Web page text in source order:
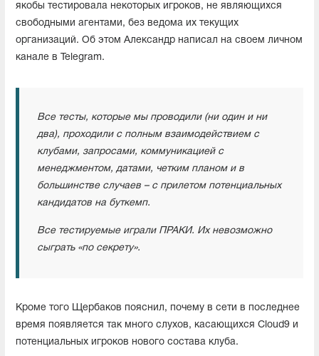
якобы тестировала некоторых игроков, не являющихся
свободными агентами, без ведома их текущих
организаций. Об этом Александр написал на своем личном
канале в Telegram.
Все тесты, которые мы проводили (ни один и ни
два), проходили с полным взаимодействием с
клубами, запросами, коммуникацией с
менеджментом, датами, четким планом и в
большинстве случаев – с прилетом потенциальных
кандидатов на буткемп.
Все тестируемые играли ПРАКИ. Их невозможно
сыграть «по секрету».
Кроме того Щербаков пояснил, почему в сети в последнее
время появляется так много слухов, касающихся Cloud9 и
потенциальных игроков нового состава клуба.